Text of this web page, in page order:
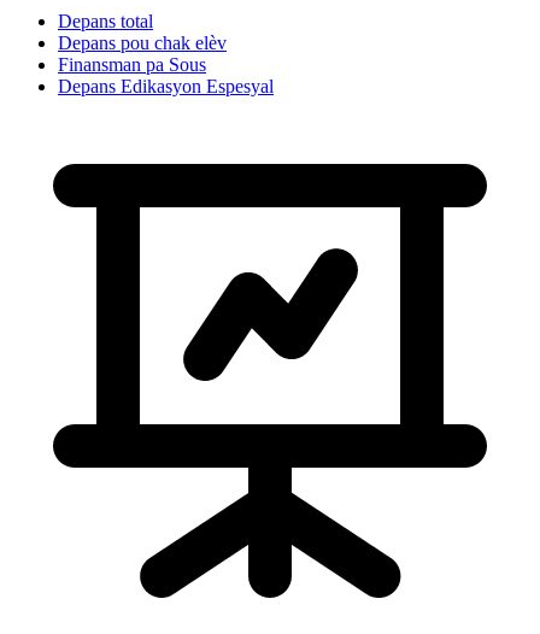
Depans total
Depans pou chak elèv
Finansman pa Sous
Depans Edikasyon Espesyal